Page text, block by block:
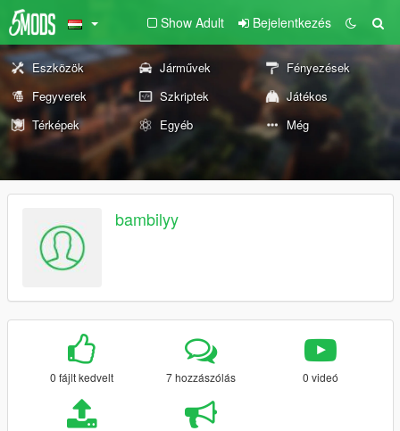
Show Adult Bejelentkezés
Eszközök Járművek
Fényezések
Fegyverek
Szkriptek
Játékos
Térképek
Egyéb Még
bambilyy
0 fájlt kedvelt 7 hozzászólás 0 videó